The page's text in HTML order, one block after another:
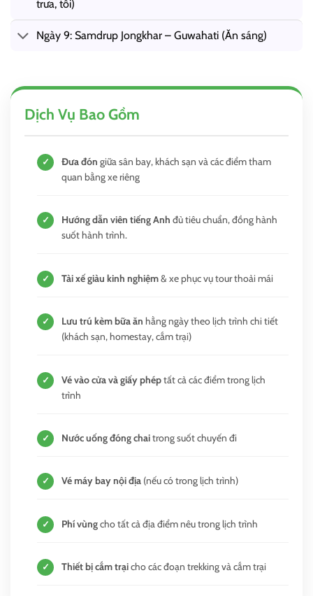
trưa, tối)
Ngày 9: Samdrup Jongkhar – Guwahati (Ăn sáng)
Dịch Vụ Bao Gồm
✓ Đưa đón giữa sân bay, khách sạn và các điểm tham
quan bằng xe riêng
✓ Hướng dẫn viên tiếng Anh đủ tiêu chuẩn, đồng hành
suốt hành trình.
✓ Tài xế giàu kinh nghiệm& xe phục vụ tour thoải mái
✓ Lưu trú kèm bữa ăn hằng ngày theo lịch trình chi tiết
(khách sạn, homestay, cắm trại)
✓ Vé vào cửa và giấy phéptất cả các điểm trong lịch
trình
✓ Nước uống đóng chaitrong suốt chuyến đi
✓ Vé máy bay nội địa (nếu có trong lịch trình)
✓ Phí vùngcho tất cả địa điểm nêu trong lịch trình
✓ Thiết bị cắm trạicho các đoạn trekking và cắm trại